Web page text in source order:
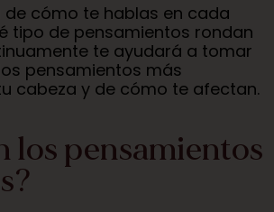
de cómo te hablas en cada
tipo de pensamientos rondan
te ayudará a tomar
pensamientos más
cabeza y de cómo te afectan.
los pensamientos